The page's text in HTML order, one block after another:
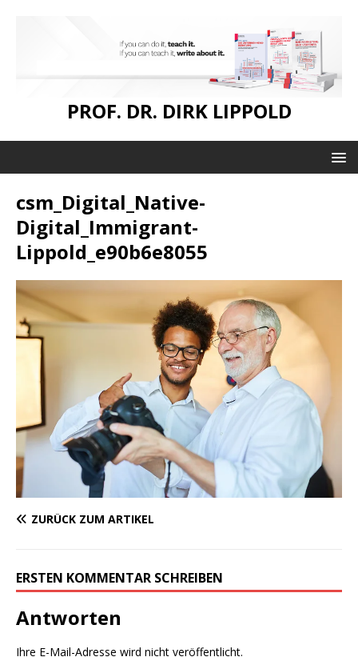
PROF. DR. DIRK LIPPOLD
csm_Digital_Native-
Digital_Immigrant-
Lippold_e90b6e8055
ZURÜCK ZUM ARTIKEL
ERSTEN KOMMENTAR SCHREIBEN
Antworten
Ihre E-Mail-Adresse wird nicht veröffentlicht.